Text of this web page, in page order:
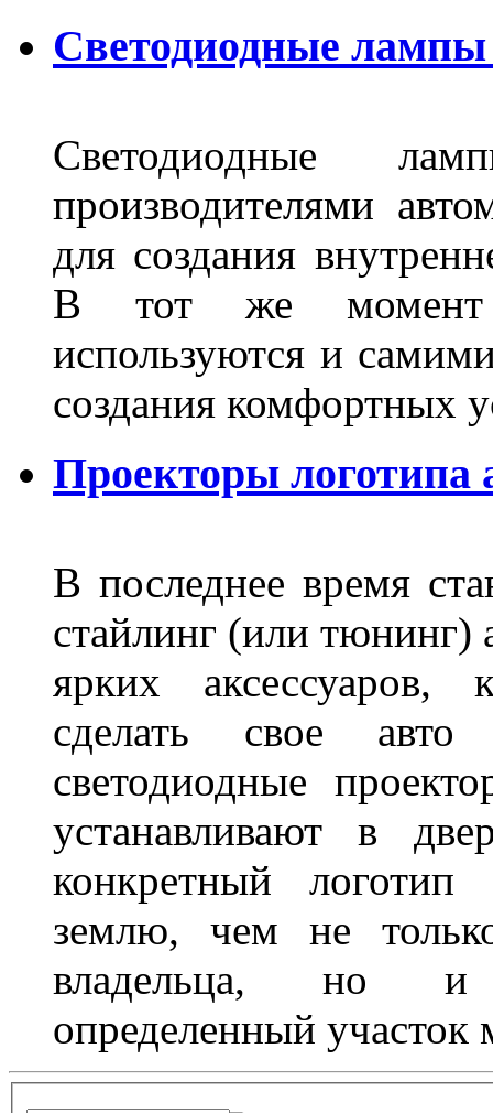
Светодиодные
Светодиодные
производителями
для создания
В тот же момент
используются и
создания комфортных
Проекторы логотипа
В последнее время
стайлинг (или тюнинг)
ярких аксессуаров,
сделать свое
светодиодные
устанавливают в
конкретный логотип
землю, чем не
владельца, но и
определенный участок